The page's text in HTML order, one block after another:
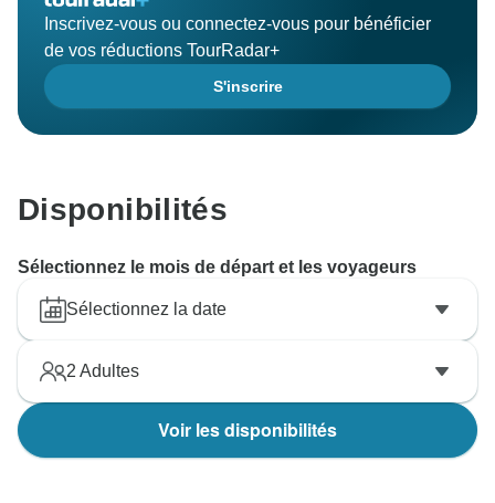
Inscrivez-vous ou connectez-vous pour bénéficier
de vos réductions TourRadar+
S'inscrire
Disponibilités
Sélectionnez le mois de départ et les voyageurs
Sélectionnez la date
2 Adultes
Voir les disponibilités